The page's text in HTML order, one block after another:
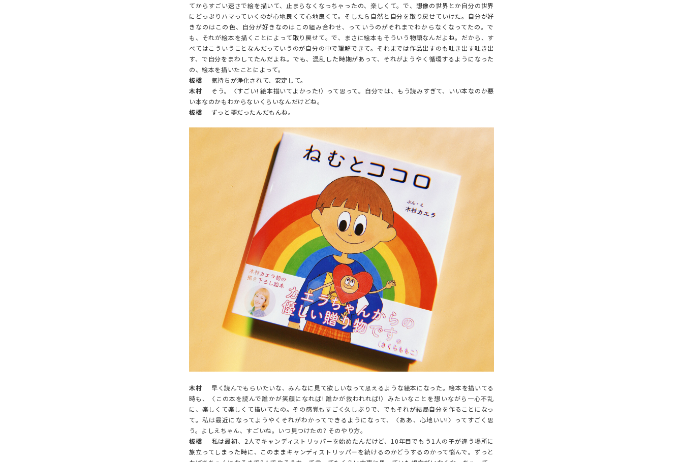
PANTS
DENIM
SHORT PANTS
SALOPETTE
SALE
ALL
てからすごい速さで絵を描いて、止まらなくなっちゃったの、楽しくて。で、想像の世界とか自分の世界
にどっぷりハマっていくのが心地良くて心地良くて。そしたら自然と自分を取り戻せていけた。自分が好
きなのはこの色、自分が好きなのはこの組み合わせ、っていうのがそれまでわからなくなってたの。で
も、それが絵本を描くことによって取り戻せて。で、まさに絵本もそういう物語なんだよね。だから、す
べてはこういうことなんだっていうのが自分の中で理解できて。それまでは作品出すのも吐き出す吐き出
す、で自分をまわしてたんだよね。でも、混乱した時期があって、それがようやく循環するようになった
の、絵本を描いたことによって。
板橋
気持ちが浄化されて、安定して。
木村
そう。〈すごい! 絵本描いてよかった!〉って思って。自分では、もう読みすぎて、いい本なのか悪
い本なのかもわからないくらいなんだけどね。
板橋
ずっと夢だったんだもんね。
木村
早く読んでもらいたいな、みんなに見て欲しいなって思えるような絵本になった。絵本を描いてる
時も、〈この本を読んで誰かが笑顔になれば! 誰かが救われれば!〉みたいなことを想いながら一心不乱
に、楽しくて楽しくて描いてたの。その感覚もすごく久しぶりで、でもそれが結局自分を作ることになっ
て。私は最近になってようやくそれがわかってできるようになって、〈ああ、心地いい!〉ってすごく思
う。よしえちゃん、すごいね。いつ見つけたの? そのやり方。
板橋
私は最初、2人でキャンディストリッパーを始めたんだけど、10年目でもう1人の子が違う場所に
旅立ってしまった時に、このままキャンディストリッパーを続けるのかどうするのかって悩んで。ずっと